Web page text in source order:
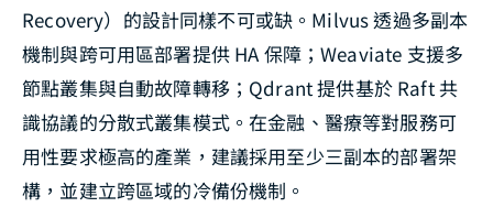
Recovery）的設計同樣不可或缺。Milvus 透過多副本
機制與跨可用區部署提供 HA 保障；Weaviate 支援多
節點叢集與自動故障轉移；Qdrant 提供基於 Raft 共
識協議的分散式叢集模式。在金融、醫療等對服務可
用性要求極高的產業，建議採用至少三副本的部署架
構，並建立跨區域的冷備份機制。